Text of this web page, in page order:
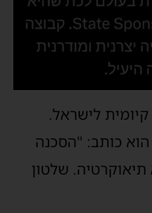
לישראל.
מ-17 באוקטובר 2025, הוא כותב: "הסכנה
תיאוקרטיה. שלטון